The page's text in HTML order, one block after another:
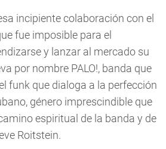
incipiente colaboración con el
fue imposible para el
y lanzar al mercado su
por nombre PALO!, banda que
funk que dialoga a la perfección
género imprescindible que
espiritual de la banda y de
Roitstein.